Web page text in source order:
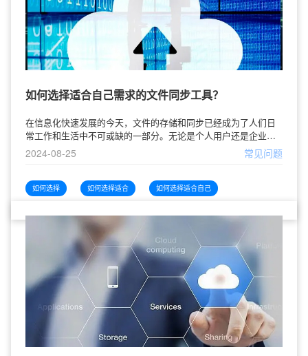
如何选择适合自己需求的文件同步工具？
在信息化快速发展的今天，文件的存储和同步已经成为了人们日
常工作和生活中不可或缺的一部分。无论是个人用户还是企业团
队，选择合适的文件同步工具都能大大提高工作效率，便利信息
管理。然而，市场上的文件同步工具
2024-08-25 常见问题
如何选择 如何选择适合 如何选择适合自己